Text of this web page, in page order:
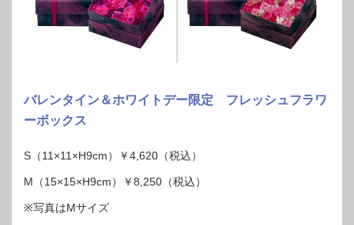
バレンタイン＆ホワイトデー限定 フレッシュフラワ
ーボックス
S（11×11×H9cm）￥4,620（税込）
M（15×15×H9cm）￥8,250（税込）
※写真はMサイズ